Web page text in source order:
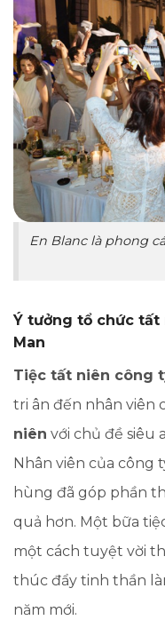
En Blanc là phong
Ý tưởng tổ chức
Man
Tiệc tất niên công
tri ân đến nhân viên
niên với chủ đề siêu
Nhân viên của công
hùng đã góp phần
quả hơn. Một bữa
một cách tuyệt vời
thúc đẩy tinh thần
năm mới.